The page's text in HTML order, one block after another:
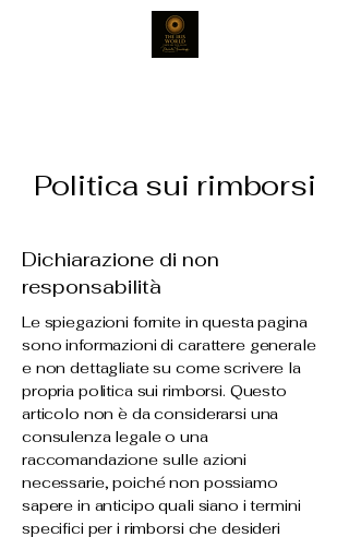
Politica sui rimborsi
Dichiarazione di non
responsabilità
Le spiegazioni fornite in questa pagina
sono informazioni di carattere generale
e non dettagliate su come scrivere la
propria politica sui rimborsi. Questo
articolo non è da considerarsi una
consulenza legale o una
raccomandazione sulle azioni
necessarie, poiché non possiamo
sapere in anticipo quali siano i termini
specifici per i rimborsi che desideri